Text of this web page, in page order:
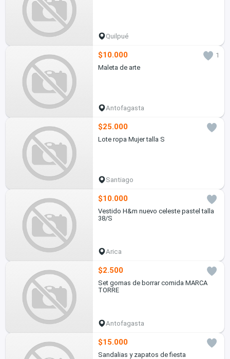
Quilpué
$10.000
1
Maleta de arte
Antofagasta
$25.000
Lote ropa Mujer talla S
Santiago
$10.000
Vestido H&m nuevo celeste pastel talla
38/S
Arica
$2.500
Set gomas de borrar comida MARCA
TORRE
Antofagasta
$15.000
Sandalias y zapatos de fiesta